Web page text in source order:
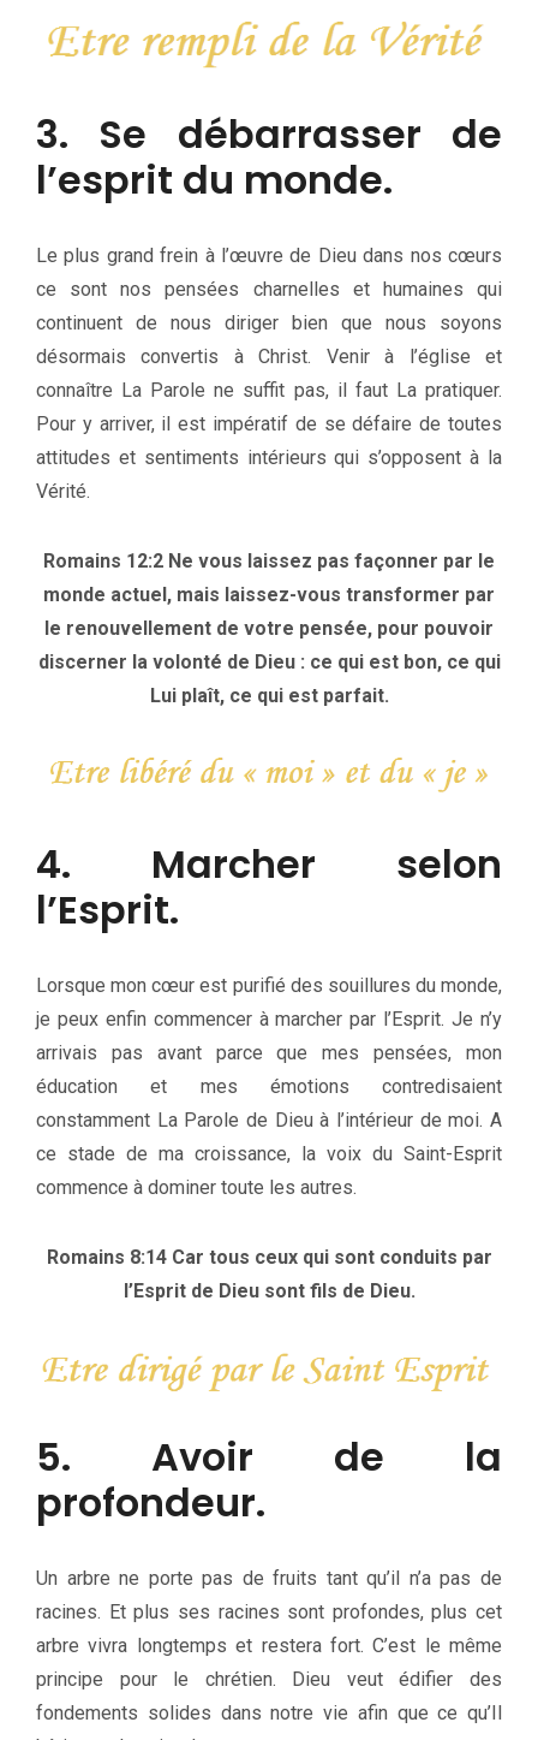
3. Se débarrasser de
l’esprit du monde.
Le plus grand frein à l’œuvre de Dieu dans nos cœurs
ce sont nos pensées charnelles et humaines qui
continuent de nous diriger bien que nous soyons
désormais convertis à Christ. Venir à l’église et
connaître La Parole ne suffit pas, il faut La pratiquer.
Pour y arriver, il est impératif de se défaire de toutes
attitudes et sentiments intérieurs qui s’opposent à la
Vérité.
Romains 12:2 Ne vous laissez pas façonner par le
monde actuel, mais laissez-vous transformer par
le renouvellement de votre pensée, pour pouvoir
discerner la volonté de Dieu : ce qui est bon, ce qui
Lui plaît, ce qui est parfait.
4. Marcher selon
l’Esprit.
Lorsque mon cœur est purifié des souillures du monde,
je peux enfin commencer à marcher par l’Esprit. Je n’y
arrivais pas avant parce que mes pensées, mon
éducation et mes émotions contredisaient
constamment La Parole de Dieu à l’intérieur de moi. A
ce stade de ma croissance, la voix du Saint-Esprit
commence à dominer toute les autres.
Romains 8:14 Car tous ceux qui sont conduits par
l’Esprit de Dieu sont fils de Dieu.
5. Avoir de la
profondeur.
Un arbre ne porte pas de fruits tant qu’il n’a pas de
racines. Et plus ses racines sont profondes, plus cet
arbre vivra longtemps et restera fort. C’est le même
principe pour le chrétien. Dieu veut édifier des
fondements solides dans notre vie afin que ce qu’Il